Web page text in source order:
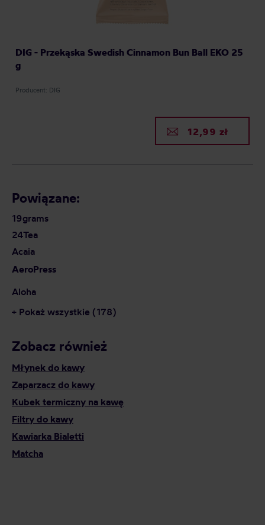
DIG - Przekąska Swedish Cinnamon Bun Ball EKO 25
g
Producent: DIG
12,99 zł
Powiązane:
19grams
24Tea
Acaia
AeroPress
Aloha
+ Pokaż wszystkie (178)
Zobacz również
Młynek do kawy
Zaparzacz do kawy
Kubek termiczny na kawę
Filtry do kawy
Kawiarka Bialetti
Matcha